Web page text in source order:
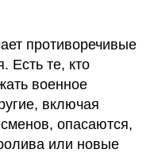
противоречивые
Есть те, кто
военное
включая
опасаются,
или новые